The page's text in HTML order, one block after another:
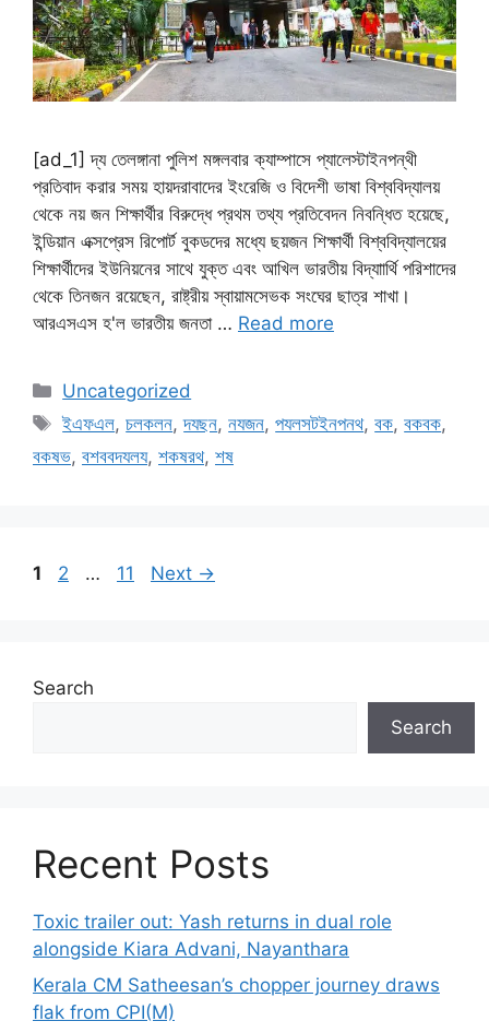
[ad_1] দ্য তেলঙ্গানা পুলিশ মঙ্গলবার ক্যাম্পাসে প্যালেস্টাইনপন্থী
প্রতিবাদ করার সময় হায়দরাবাদের ইংরেজি ও বিদেশী ভাষা বিশ্ববিদ্যালয়
থেকে নয় জন শিক্ষার্থীর বিরুদ্ধে প্রথম তথ্য প্রতিবেদন নিবন্ধিত হয়েছে,
ইন্ডিয়ান এক্সপ্রেস রিপোর্ট বুকডদের মধ্যে ছয়জন শিক্ষার্থী বিশ্ববিদ্যালয়ের
শিক্ষার্থীদের ইউনিয়নের সাথে যুক্ত এবং আখিল ভারতীয় বিদ্যাার্থি পরিশাদের
থেকে তিনজন রয়েছেন, রাষ্ট্রীয় স্বায়ামসেভক সংঘের ছাত্র শাখা।
আরএসএস হ'ল ভারতীয় জনতা … Read more
Categories
Uncategorized
Tags
ইএফএল,চলকলন,দযছন,নযজন,পযলসটইনপনথ,বক,বকবক,
বকষভ, বশববদযলয, শকষরথ, শষ
Page
1 Page
2 … Page
11 Next →
Search
Search
Recent Posts
Toxic trailer out: Yash returns in dual role
alongside Kiara Advani, Nayanthara
Kerala CM Satheesan’s chopper journey draws
flak from CPI(M)